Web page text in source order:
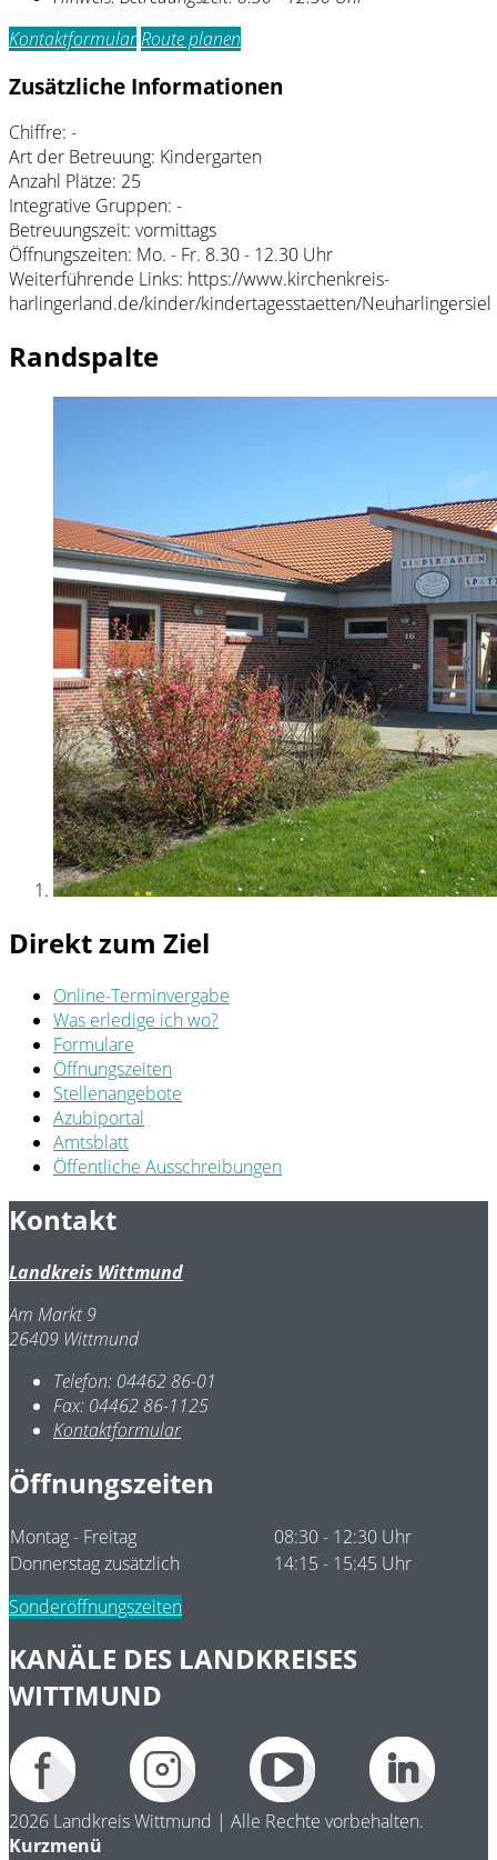
KontaktformularRoute planen
Zusätzliche Informationen
Chiffre: -
Art der Betreuung: Kindergarten
Anzahl Plätze: 25
Integrative Gruppen: -
Betreuungszeit: vormittags
Öffnungszeiten: Mo. - Fr. 8.30 - 12.30 Uhr
Weiterführende Links: https://www.kirchenkreis-
harlingerland.de/kinder/kindertagesstaetten/Neuharlingersiel
Randspalte
Direkt zum Ziel
Online-Terminvergabe
Was erledige ich wo?
Formulare
Öffnungszeiten
Stellenangebote
Azubiportal
Amtsblatt
Öffentliche Ausschreibungen
Kontakt
Landkreis Wittmund
Am Markt 9
26409 Wittmund
Telefon: 04462 86-01
Fax: 04462 86-1125
Kontaktformular
Öffnungszeiten
Montag - Freitag
08:30 - 12:30 Uhr
Donnerstag zusätzlich
14:15 - 15:45 Uhr
Sonderöffnungszeiten
KANÄLE DES LANDKREISES
WITTMUND
2026 Landkreis Wittmund | Alle Rechte vorbehalten.
Kurzmenü